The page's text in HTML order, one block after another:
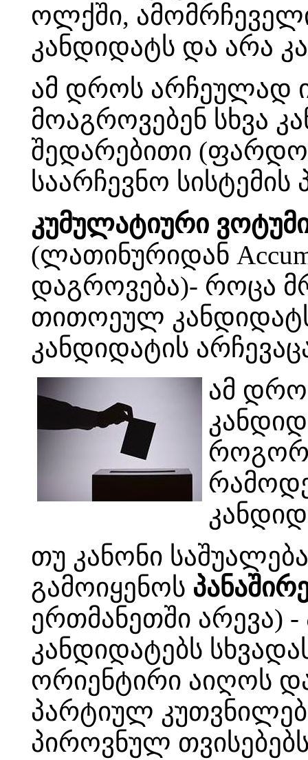
ოლქში,
კანდიდატს და არა
ამ დროს არჩეულად
მოაგროვებენ სხვა
შედარებითი
საარჩევნო სისტემის
კუმულატიური
(ლათინურიდან
დაგროვება)- როცა
თითოეულ კანდიდატს
კანდიდატის
ამ
თუ კანონი
გამოიყენოს
ერთმანეთში არევა)
კანდიდატებს
ორიენტირი აიღოს
პარტიულ
პიროვნულ